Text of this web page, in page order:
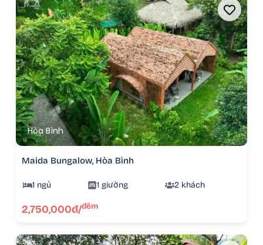
Hòa Bình
Maida Bungalow, Hòa Bình
1 ngủ 1 giường 2 khách
2,750,000đ/đêm